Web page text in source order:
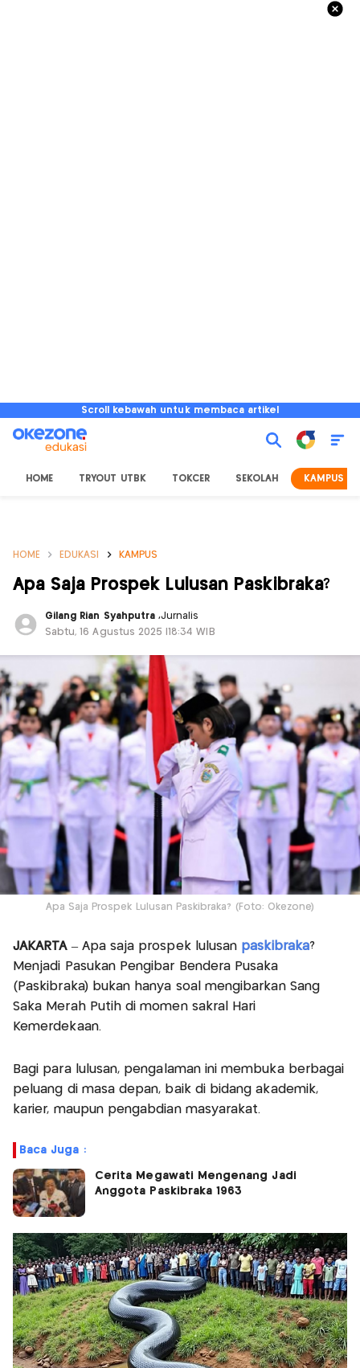
Scroll kebawah untuk membaca artikel
HOME TRYOUT UTBK TOKCER SEKOLAH KAMPUS
HOME EDUKASI KAMPUS
Apa Saja Prospek Lulusan Paskibraka?
Gilang Rian Syahputra,Jurnalis
Sabtu, 16 Agustus 2025 |18:34 WIB
Apa Saja Prospek Lulusan Paskibraka? (Foto: Okezone)
JAKARTA– Apa saja prospek lulusan paskibraka?
Menjadi Pasukan Pengibar Bendera Pusaka
(Paskibraka) bukan hanya soal mengibarkan Sang
Saka Merah Putih di momen sakral Hari
Kemerdekaan.
Bagi para lulusan, pengalaman ini membuka berbagai
peluang di masa depan, baik di bidang akademik,
karier, maupun pengabdian masyarakat.
Baca Juga :
Cerita Megawati Mengenang Jadi
Anggota Paskibraka 1963